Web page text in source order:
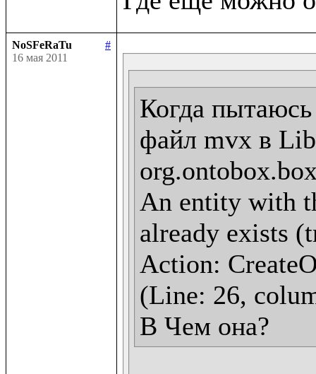
NoSFeRaTu
#
16 мая 2011
Когда пытаюсь
файл mvx в
An entity with
already exists
Action:
(Line: 26,
В Чем она?